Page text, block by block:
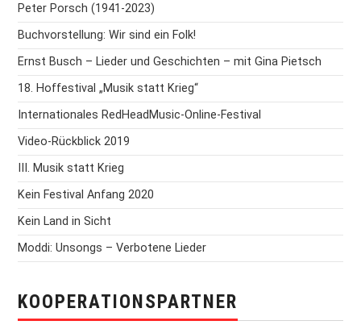
Peter Porsch (1941-2023)
Buchvorstellung: Wir sind ein Folk!
Ernst Busch – Lieder und Geschichten – mit Gina Pietsch
18. Hoffestival „Musik statt Krieg“
Internationales RedHeadMusic-Online-Festival
Video-Rückblick 2019
III. Musik statt Krieg
Kein Festival Anfang 2020
Kein Land in Sicht
Moddi: Unsongs – Verbotene Lieder
KOOPERATIONSPARTNER